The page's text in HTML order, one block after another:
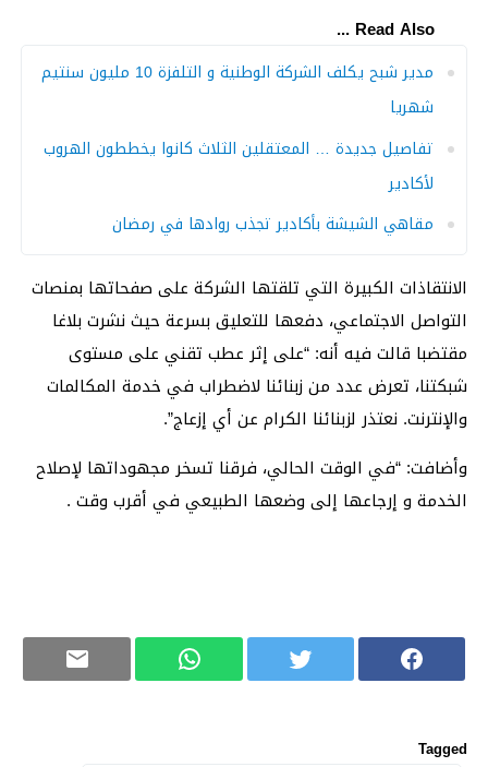
Read Also ...
مدير شبح يكلف الشركة الوطنية و التلفزة 10 مليون سنتيم
شهريا
تفاصيل جديدة … المعتقلين الثلاث كانوا يخططون الهروب
لأكادير
مقاهي الشيشة بأكادير تجذب روادها في رمضان
الانتقاذات الكبيرة التي تلقتها الشركة على صفحاتها بمنصات
التواصل الاجتماعي، دفعها للتعليق بسرعة حيث نشرت بلاغا
مقتضبا قالت فيه أنه: “على إثر عطب تقني على مستوى
شبكتنا، تعرض عدد من زبنائنا لاضطراب في خدمة المكالمات
والإنترنت. نعتذر لزبنائنا الكرام عن أي إزعاج”.
وأضافت: “في الوقت الحالي، فرقنا تسخر مجهوداتها لإصلاح
الخدمة و إرجاعها إلى وضعها الطبيعي في أقرب وقت .
Tagged